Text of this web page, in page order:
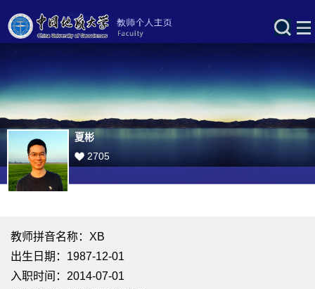
夏彬
2705
教师拼音名称：XB
出生日期：1987-12-01
入职时间：2014-07-01